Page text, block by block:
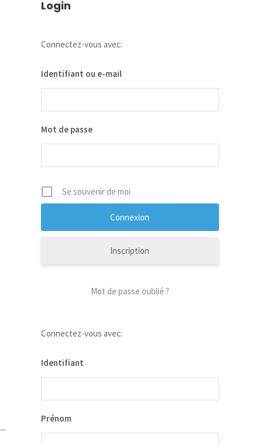
Login
Connectez-vous avec:
Identifiant ou e-mail
Mot de passe
Se souvenir de moi
Inscription
Mot de passe oublié ?
Connectez-vous avec:
Identifiant
Prénom